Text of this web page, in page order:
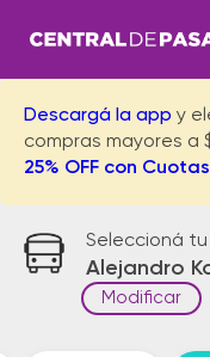
Descargá la app y
compras mayores a
25% OFF con
Seleccioná
Alejandro
Modificar